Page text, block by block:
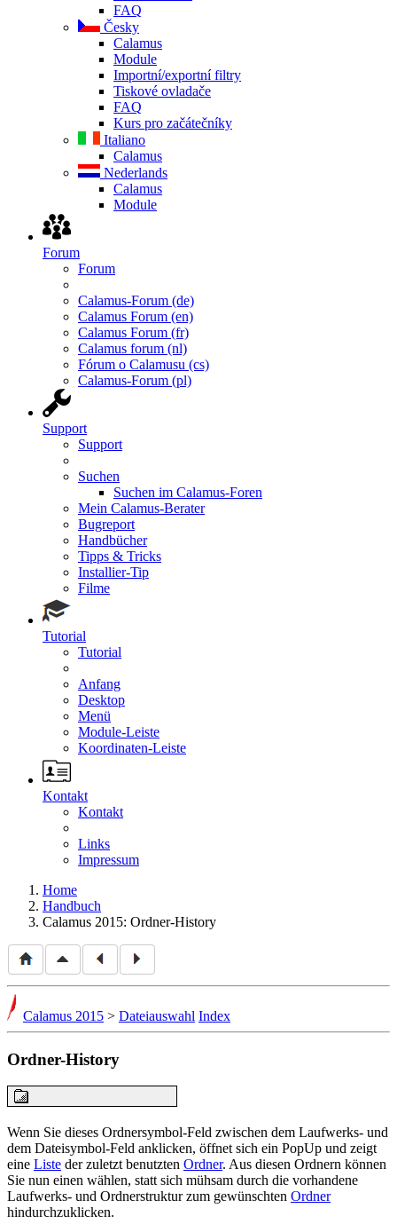
FAQ
Česky
Calamus
Module
Importní/exportní filtry
Tiskové ovladače
FAQ
Kurs pro začátečníky
Italiano
Calamus
Nederlands
Calamus
Module
Forum
Forum
Calamus-Forum (de)
Calamus Forum (en)
Calamus Forum (fr)
Calamus forum (nl)
Fórum o Calamusu (cs)
Calamus-Forum (pl)
Support
Support
Suchen
Suchen im Calamus-Foren
Mein Calamus-Berater
Bugreport
Handbücher
Tipps & Tricks
Installier-Tip
Filme
Tutorial
Tutorial
Anfang
Desktop
Menü
Module-Leiste
Koordinaten-Leiste
Kontakt
Kontakt
Links
Impressum
Home
Handbuch
Calamus 2015: Ordner-History
Calamus 2015 > Dateiauswahl Index
Ordner-History
Wenn Sie dieses Ordnersymbol-Feld zwischen dem Laufwerks- und
dem Dateisymbol-Feld anklicken, öffnet sich ein PopUp und zeigt
eine Liste der zuletzt benutzten Ordner. Aus diesen Ordnern können
Sie nun einen wählen, statt sich mühsam durch die vorhandene
Laufwerks- und Ordnerstruktur zum gewünschten Ordner
hindurchzuklicken.